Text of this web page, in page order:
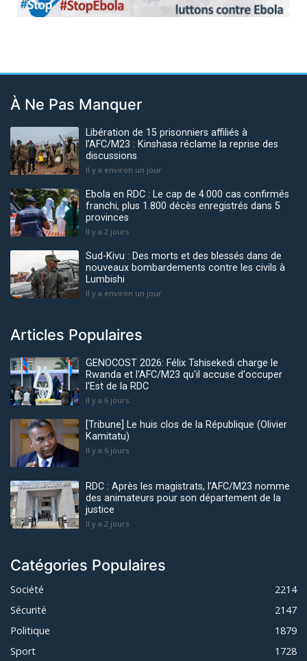
Previous Next
À Ne Pas Manquer
Libération de 15 prisonniers affiliés à
l’AFC/M23 : Kinshasa réclame la reprise des
discussions
Il y a environ un jour
Ebola en RDC : Le cap de 4.000 cas confirmés
franchi, plus 1.800 décès enregistrés dans 5
provinces
Il y a 2 jours
Sud-Kivu : Des morts et des blessés dans de
nouveaux bombardements contre les civils à
Lumbishi
Il y a environ un jour
Articles Populaires
GENOCOST 2026: Félix Tshisekedi charge le
Rwanda et l'AFC/M23 qu'il accuse d'occuper
l'Est de la RDC
Il y a 6 jours
[Tribune] Le huis clos de la République (Olivier
Kamitatu)
Il y a 6 jours
RDC : Après les magistrats, l’AFC/M23 nomme
des animateurs pour son département de la
justice
Il y a 2 jours
Catégories Populaires
Société
2214
Sécurité
2147
Politique
1879
Sport
1728